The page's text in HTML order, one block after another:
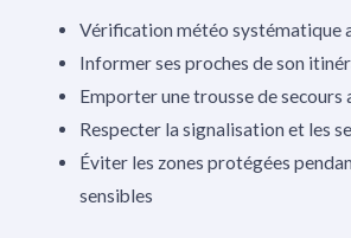
Vérification météo systématique
Informer ses proches de son
Emporter une trousse de secours
Respecter la signalisation et les
Éviter les zones protégées
sensibles